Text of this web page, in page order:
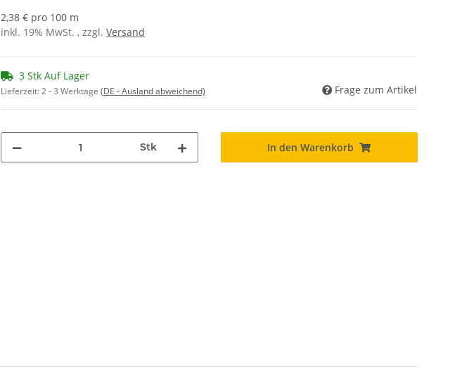
2,38 € pro 100 m
inkl. 19% MwSt. , zzgl. Versand
3 Stk Auf Lager
Lieferzeit:2 - 3 Werktage (DE - Ausland abweichend) Frage zum Artikel
Stk In den Warenkorb